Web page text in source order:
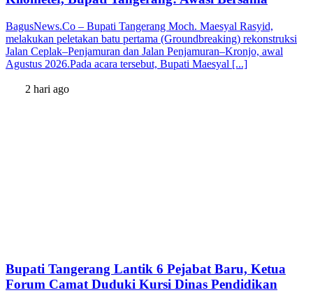
BagusNews.Co – Bupati Tangerang Moch. Maesyal Rasyid,
melakukan peletakan batu pertama (Groundbreaking) rekonstruksi
Jalan Ceplak–Penjamuran dan Jalan Penjamuran–Kronjo, awal
Agustus 2026.Pada acara tersebut, Bupati Maesyal [...]
2 hari ago
Bupati Tangerang Lantik 6 Pejabat Baru, Ketua
Forum Camat Duduki Kursi Dinas Pendidikan